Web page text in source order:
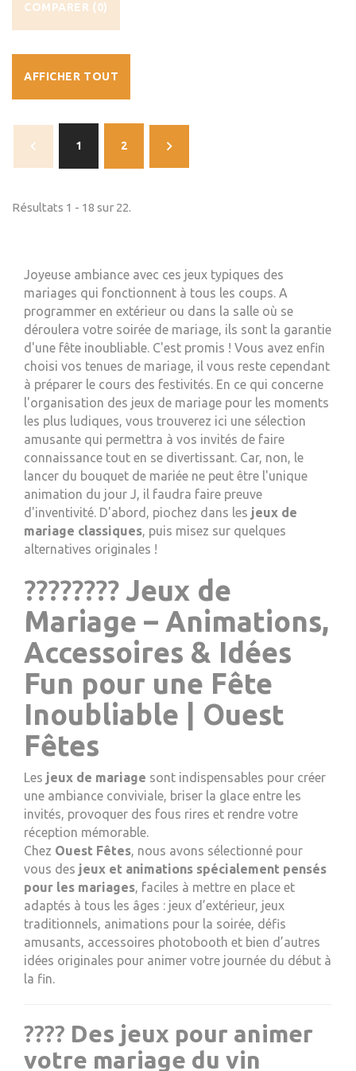
COMPARER (0)
AFFICHER TOUT
1 2
Résultats 1 - 18 sur 22.
Joyeuse ambiance avec ces jeux typiques des
mariages qui fonctionnent à tous les coups. A
programmer en extérieur ou dans la salle où se
déroulera votre soirée de mariage, ils sont la garantie
d'une fête inoubliable. C'est promis ! Vous avez enfin
choisi vos tenues de mariage, il vous reste cependant
à préparer le cours des festivités. En ce qui concerne
l'organisation des jeux de mariage pour les moments
les plus ludiques, vous trouverez ici une sélection
amusante qui permettra à vos invités de faire
connaissance tout en se divertissant. Car, non, le
lancer du bouquet de mariée ne peut être l'unique
animation du jour J, il faudra faire preuve
d'inventivité. D'abord, piochez dans les jeux de
mariage classiques, puis misez sur quelques
alternatives originales !
???????? Jeux de
Mariage – Animations,
Accessoires & Idées
Fun pour une Fête
Inoubliable | Ouest
Fêtes
Les jeux de mariage sont indispensables pour créer
une ambiance conviviale, briser la glace entre les
invités, provoquer des fous rires et rendre votre
réception mémorable.
Chez Ouest Fêtes, nous avons sélectionné pour
vous des jeux et animations spécialement pensés
pour les mariages, faciles à mettre en place et
adaptés à tous les âges : jeux d’extérieur, jeux
traditionnels, animations pour la soirée, défis
amusants, accessoires photobooth et bien d’autres
idées originales pour animer votre journée du début à
la fin.
???? Des jeux pour animer
votre mariage du vin